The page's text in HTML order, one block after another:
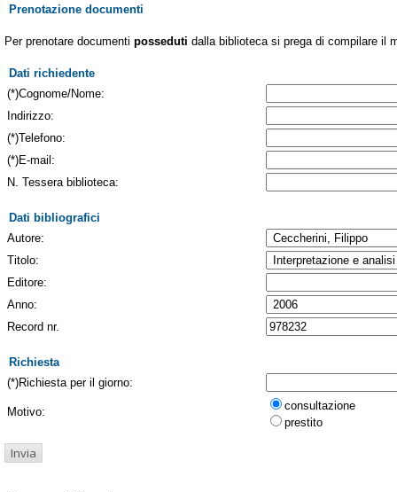
Prenotazione documenti
Per prenotare documenti posseduti dalla biblioteca si prega di compilare il
Dati richiedente
(*)Cognome/Nome:
Indirizzo:
(*)Telefono:
(*)E-mail:
N. Tessera biblioteca:
Dati bibliografici
Autore:
Titolo:
Editore:
Anno:
Record nr.
Richiesta
(*)Richiesta per il giorno:
Motivo:
consultazione
prestito